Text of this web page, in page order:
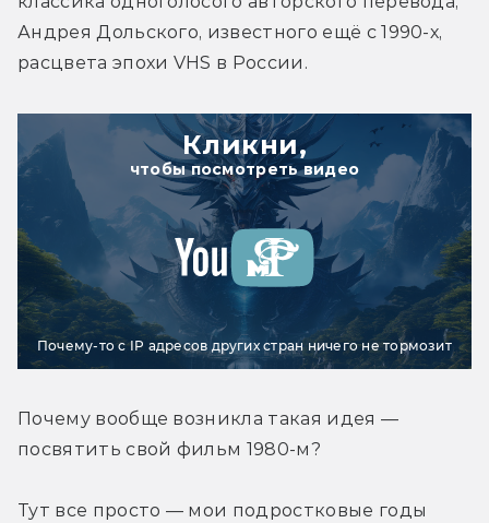
Андрея Дольского, известного ещё с 1990-х,
расцвета эпохи VHS в России.
Кликни,
чтобы посмотреть видео
Почему-то с IP адресов других стран ничего не тормозит
Почему вообще возникла такая идея —
посвятить свой фильм 1980-м?
Тут все просто — мои подростковые годы